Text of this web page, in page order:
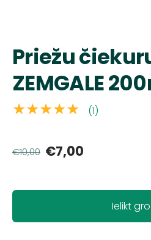
Priežu
ZEMGALE
★★★★★ (1)
€10,00 €7,00
Ielikt